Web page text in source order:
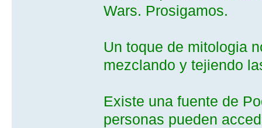
Wars. Prosigamos.
Un toque de mitologia
mezclando y tejiendo
Existe una fuente de
personas pueden